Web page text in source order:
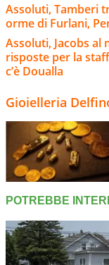
Assoluti, Tamberi
orme di Furlani,
Assoluti, Jacobs al
risposte per la
c’è Doualla
Gioielleria